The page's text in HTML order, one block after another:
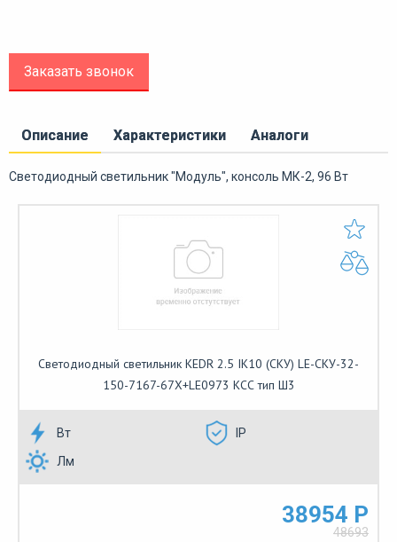
Заказать звонок
Описание Характеристики Аналоги
Светодиодный светильник "Модуль", консоль МК-2, 96 Вт
Светодиодный светильник KEDR 2.5 IK10 (СКУ) LE-СКУ-32-
150-7167-67Х+LE0973 КСС тип Ш3
Вт
IP
Лм
38954 Р
48693